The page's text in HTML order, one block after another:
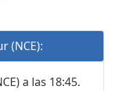
(NCE):
a las 18:45.